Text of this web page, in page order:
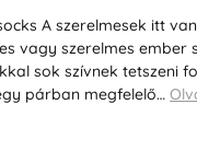
A szerelmesek itt
vagy szerelmes ember
sok szívnek tetszeni
párban megfelelő…